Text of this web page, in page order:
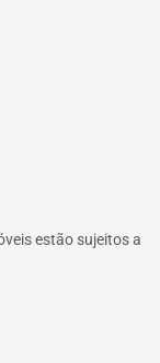
estão sujeitos a